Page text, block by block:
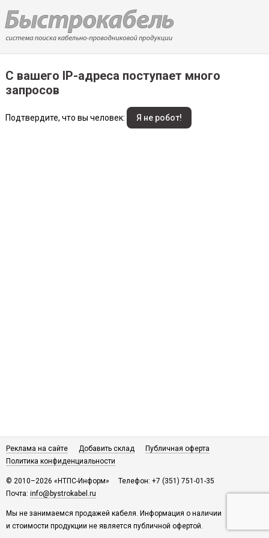
С вашего IP-адреса поступает много
запросов
Подтвердите, что вы человек:
Реклама на сайте Добавить склад
Публичная оферта
Политика конфиденциальности
© 2010–2026 «НТПС-Информ»
Телефон: +7 (351) 751-01-35
Почта: info@bystrokabel.ru
Мы не занимаемся продажей кабеля. Информация о наличии
и стоимости продукции не является публичной офертой.